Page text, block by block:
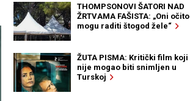
THOMPSONOVI ŠATORI NAD
ŽRTVAMA FAŠISTA: „Oni očito
mogu raditi štogod žele“
ŽUTA PISMA: Kritički film koji
nije mogao biti snimljen u
Turskoj